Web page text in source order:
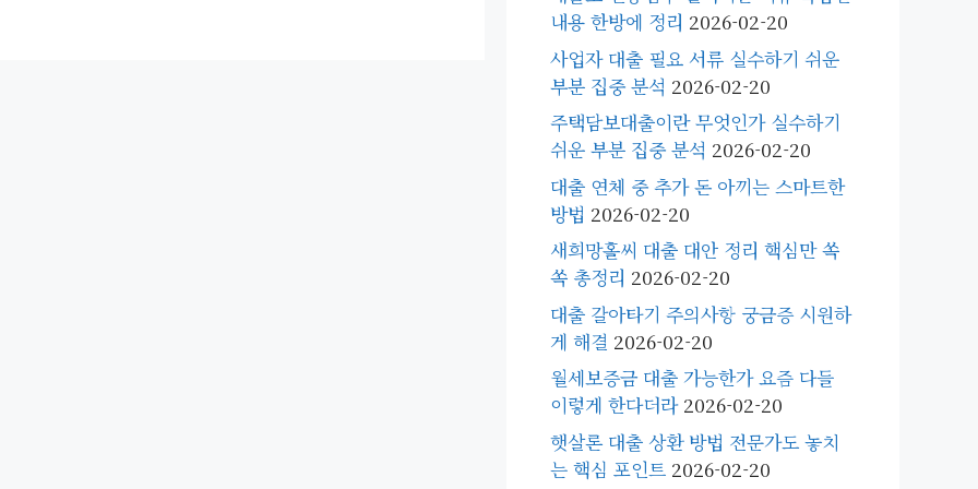
내용 한방에 정리 2026-02-20
사업자 대출 필요 서류 실수하기 쉬운
부분 집중 분석 2026-02-20
주택담보대출이란 무엇인가 실수하기
쉬운 부분 집중 분석 2026-02-20
대출 연체 중 추가 돈 아끼는 스마트한
방법 2026-02-20
새희망홀씨 대출 대안 정리 핵심만 쏙
쏙 총정리 2026-02-20
대출 갈아타기 주의사항 궁금증 시원하
게 해결 2026-02-20
월세보증금 대출 가능한가 요즘 다들
이렇게 한다더라 2026-02-20
햇살론 대출 상환 방법 전문가도 놓치
는 핵심 포인트 2026-02-20